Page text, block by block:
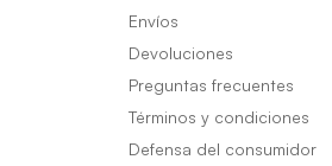
Envíos
Devoluciones
Preguntas frecuentes
Términos y condiciones
Defensa del consumidor